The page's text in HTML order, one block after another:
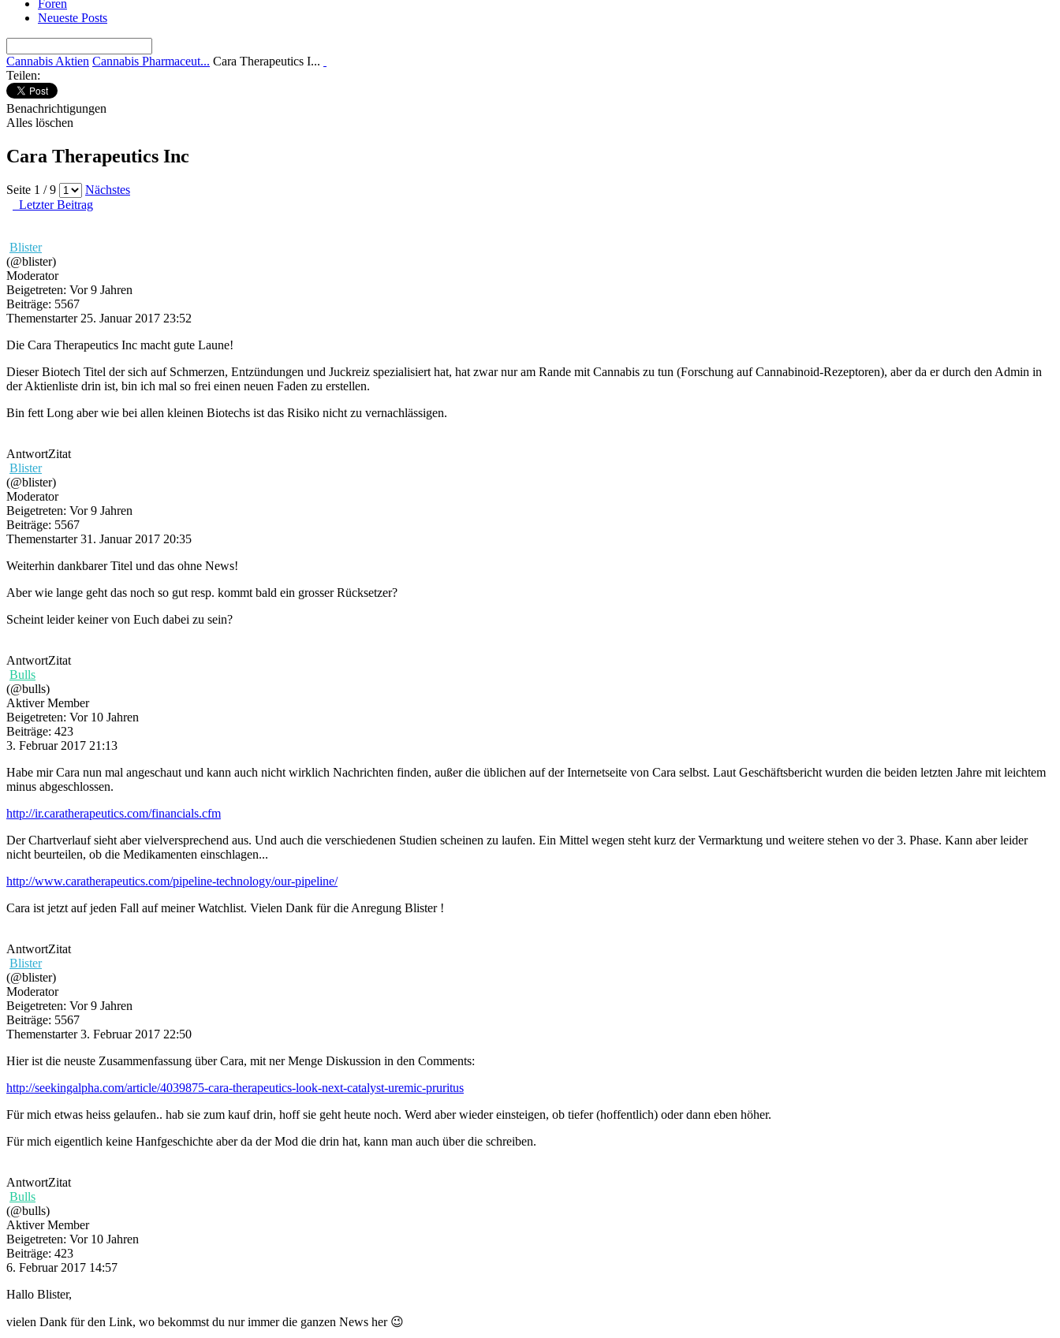
Foren
Neueste Posts
Cannabis Aktien Cannabis Pharmaceut... Cara Therapeutics I...
Teilen:
Benachrichtigungen
Alles löschen
Cara Therapeutics Inc
Seite 1 / 9
Nächstes
Letzter Beitrag
Blister
(@blister)
Moderator
Beigetreten: Vor 9 Jahren
Beiträge: 5567
Themenstarter 25. Januar 2017 23:52
Die Cara Therapeutics Inc macht gute Laune!
Dieser Biotech Titel der sich auf Schmerzen, Entzündungen und Juckreiz spezialisiert hat, hat zwar nur am Rande mit Cannabis zu tun (Forschung auf Cannabinoid-Rezeptoren), aber da er durch den Admin in
der Aktienliste drin ist, bin ich mal so frei einen neuen Faden zu erstellen.
Bin fett Long aber wie bei allen kleinen Biotechs ist das Risiko nicht zu vernachlässigen.
AntwortZitat
Blister
(@blister)
Moderator
Beigetreten: Vor 9 Jahren
Beiträge: 5567
Themenstarter 31. Januar 2017 20:35
Weiterhin dankbarer Titel und das ohne News!
Aber wie lange geht das noch so gut resp. kommt bald ein grosser Rücksetzer?
Scheint leider keiner von Euch dabei zu sein?
AntwortZitat
Bulls
(@bulls)
Aktiver Member
Beigetreten: Vor 10 Jahren
Beiträge: 423
3. Februar 2017 21:13
Habe mir Cara nun mal angeschaut und kann auch nicht wirklich Nachrichten finden, außer die üblichen auf der Internetseite von Cara selbst. Laut Geschäftsbericht wurden die beiden letzten Jahre mit leichtem
minus abgeschlossen.
http://ir.caratherapeutics.com/financials.cfm
Der Chartverlauf sieht aber vielversprechend aus. Und auch die verschiedenen Studien scheinen zu laufen. Ein Mittel wegen steht kurz der Vermarktung und weitere stehen vo der 3. Phase. Kann aber leider
nicht beurteilen, ob die Medikamenten einschlagen...
http://www.caratherapeutics.com/pipeline-technology/our-pipeline/
Cara ist jetzt auf jeden Fall auf meiner Watchlist. Vielen Dank für die Anregung Blister !
AntwortZitat
Blister
(@blister)
Moderator
Beigetreten: Vor 9 Jahren
Beiträge: 5567
Themenstarter 3. Februar 2017 22:50
Hier ist die neuste Zusammenfassung über Cara, mit ner Menge Diskussion in den Comments:
http://seekingalpha.com/article/4039875-cara-therapeutics-look-next-catalyst-uremic-pruritus
Für mich etwas heiss gelaufen.. hab sie zum kauf drin, hoff sie geht heute noch. Werd aber wieder einsteigen, ob tiefer (hoffentlich) oder dann eben höher.
Für mich eigentlich keine Hanfgeschichte aber da der Mod die drin hat, kann man auch über die schreiben.
AntwortZitat
Bulls
(@bulls)
Aktiver Member
Beigetreten: Vor 10 Jahren
Beiträge: 423
6. Februar 2017 14:57
Hallo Blister,
vielen Dank für den Link, wo bekommst du nur immer die ganzen News her 😉